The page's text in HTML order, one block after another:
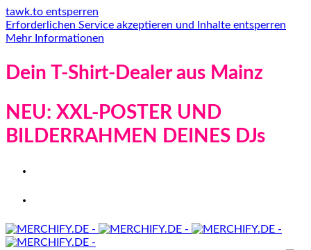
tawk.to entsperren
Erforderlichen Service akzeptieren und Inhalte entsperren
Mehr Informationen
Dein T-Shirt-Dealer aus Mainz
NEU: XXL-POSTER UND
BILDERRAHMEN DEINES DJs